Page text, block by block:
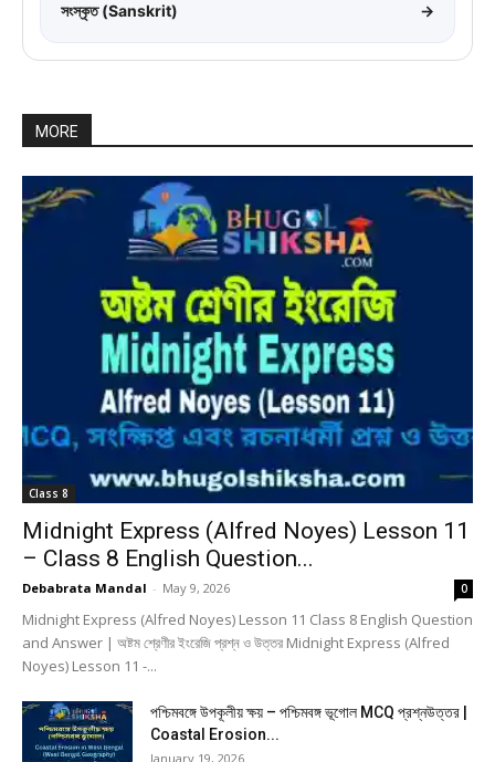
সংস্কৃত (Sanskrit) →
MORE
Class 8
Midnight Express (Alfred Noyes) Lesson 11
– Class 8 English Question...
Debabrata Mandal - May 9, 2026 0
Midnight Express (Alfred Noyes) Lesson 11 Class 8 English Question
and Answer | অষ্টম শ্রেণীর ইংরেজি প্রশ্ন ও উত্তর Midnight Express (Alfred
Noyes) Lesson 11 -...
পশ্চিমবঙ্গে উপকূলীয় ক্ষয় – পশ্চিমবঙ্গ ভূগোল MCQ প্রশ্নউত্তর |
Coastal Erosion...
January 19, 2026